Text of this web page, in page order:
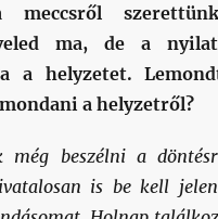
meccsről
ma, de a
a helyzetet.
a helyzetről?
még beszélni a
is be kell